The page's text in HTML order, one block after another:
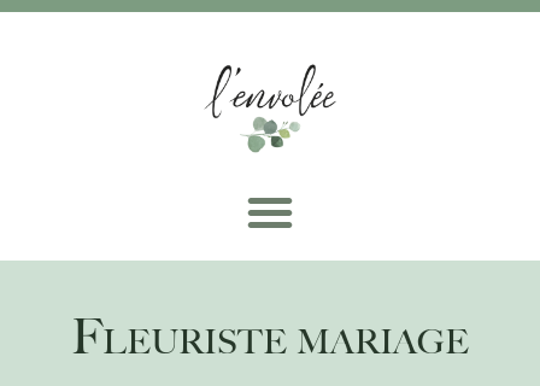
Fleuriste mariage